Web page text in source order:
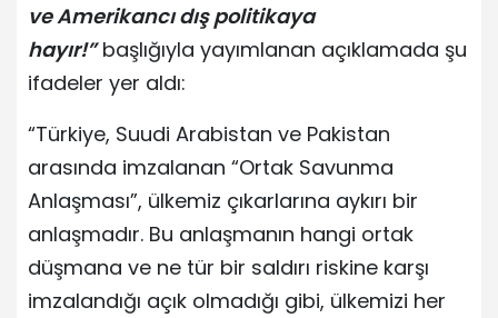
ve Amerikancı dış politikaya
hayır!”başlığıyla yayımlanan açıklamada şu
ifadeler yer aldı:
“Türkiye, Suudi Arabistan ve Pakistan
arasında imzalanan “Ortak Savunma
Anlaşması”, ülkemiz çıkarlarına aykırı bir
anlaşmadır. Bu anlaşmanın hangi ortak
düşmana ve ne tür bir saldırı riskine karşı
imzalandığı açık olmadığı gibi, ülkemizi her